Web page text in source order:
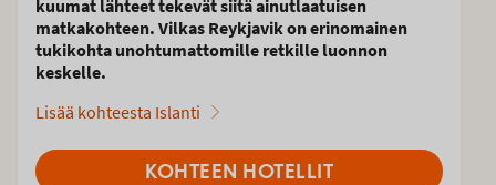
kuumat lähteet tekevät siitä ainutlaatuisen
matkakohteen. Vilkas Reykjavik on erinomainen
tukikohta unohtumattomille retkille luonnon
keskelle.
Lisää kohteesta Islanti
KOHTEEN HOTELLIT